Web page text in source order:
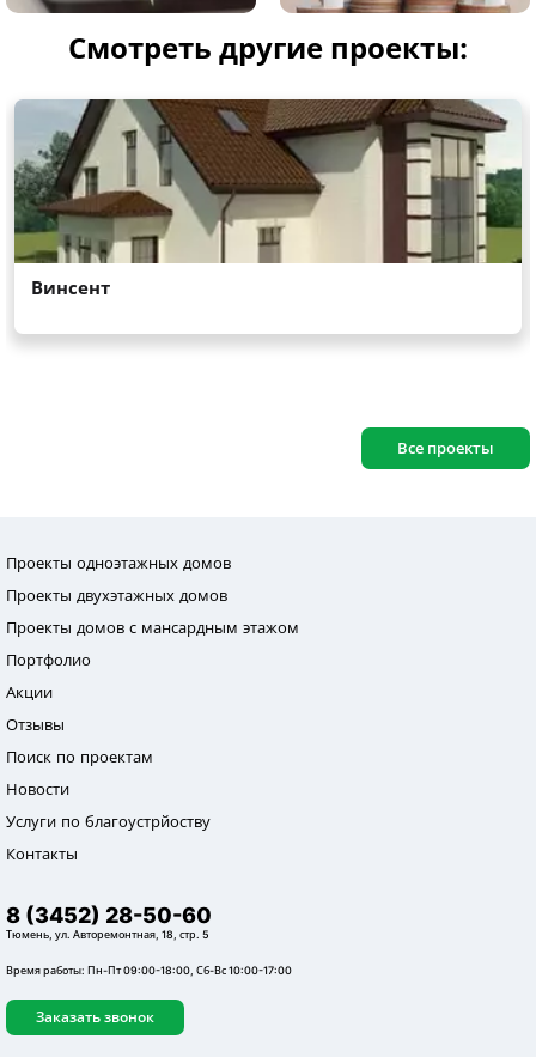
Смотреть другие проекты:
Все проекты
Проекты одноэтажных домов
Проекты двухэтажных домов
Проекты домов с мансардным этажом
Портфолио
Акции
Отзывы
Поиск по проектам
Новости
Услуги по благоустрйоству
Контакты
8 (3452) 28-50-60
Тюмень, ул. Авторемонтная, 18, стр. 5
Время работы: Пн-Пт 09:00-18:00, Сб-Вс 10:00-17:00
Заказать звонок